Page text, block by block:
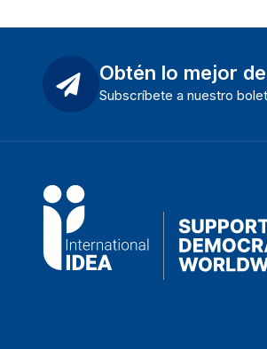
Obtén lo mejor
Subscríbete a nuestro